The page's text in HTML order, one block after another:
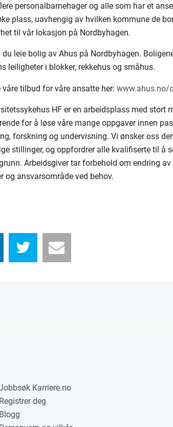
personalbarnehager og alle som har et
plass, uavhengig av hvilken kommune de
til vår lokasjon på Nordbyhagen.
leie bolig av Ahus på Nordbyhagen.
leiligheter i blokker, rekkehus og småhus.
våre tilbud for våre ansatte her:www.ahus.no/
HF er en arbeidsplass med stort
for å løse våre mange oppgaver innen
forskning og undervisning. Vi ønsker oss
stillinger, og oppfordrer alle kvalifiserte til å
Arbeidsgiver tar forbehold om endring av
og ansvarsområde ved behov.
Karriere.no
Registrer deg
Blogg